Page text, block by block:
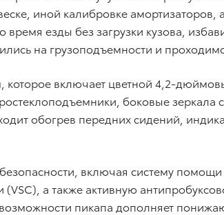
иной калибровке
езды без загрузки кузова,
на грузоподъемности и
включает цветной 4,2-
боковые зеркала
обогрев передних сидений,
включая систему
(VSC), а также активную
пикапа дополняет